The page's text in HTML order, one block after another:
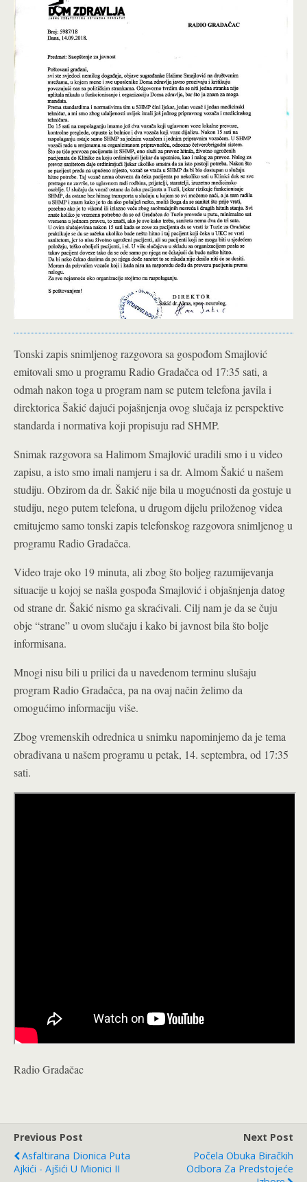
Tonski zapis snimljenog razgovora sa gospođom Smajlović
emitovali smo u programu Radio Gradačca od 17:35 sati, a
odmah nakon toga u program nam se putem telefona javila i
direktorica Šakić dajući pojašnjenja ovog slučaja iz perspektive
standarda i normativa koji propisuju rad SHMP.
Snimak razgovora sa Halimom Smajlović uradili smo i u video
zapisu, a isto smo imali namjeru i sa dr. Almom Šakić u našem
studiju. Obzirom da dr. Šakić nije bila u mogućnosti da gostuje u
studiju, nego putem telefona, u drugom dijelu priloženog videa
emitujemo samo tonski zapis telefonskog razgovora snimljenog u
programu Radio Gradačca.
Video traje oko 19 minuta, ali zbog što boljeg razumijevanja
situacije u kojoj se našla gospođa Smajlović i objašnjenja datog
od strane dr. Šakić nismo ga skraćivali. Cilj nam je da se čuju
obje “strane” u ovom slučaju i kako bi javnost bila što bolje
informisana.
Mnogi nisu bili u prilici da u navedenom terminu slušaju
program Radio Gradačca, pa na ovaj način želimo da
omogućimo informaciju više.
Zbog vremenskih odrednica u snimku napominjemo da je tema
obrađivana u našem programu u petak, 14. septembra, od 17:35
sati.
Radio Gradačac
Previous Post
Asfaltirana Dionica Puta
Ajkići - Ajšići U Mionici II
Next Post
Počela Obuka Biračkih
Odbora Za Predstojeće